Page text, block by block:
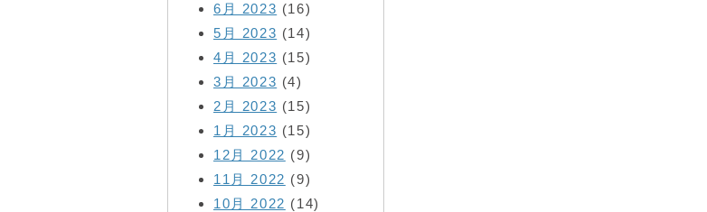
6月 2023 (16)
5月 2023 (14)
4月 2023 (15)
3月 2023 (4)
2月 2023 (15)
1月 2023 (15)
12月 2022 (9)
11月 2022 (9)
10月 2022 (14)